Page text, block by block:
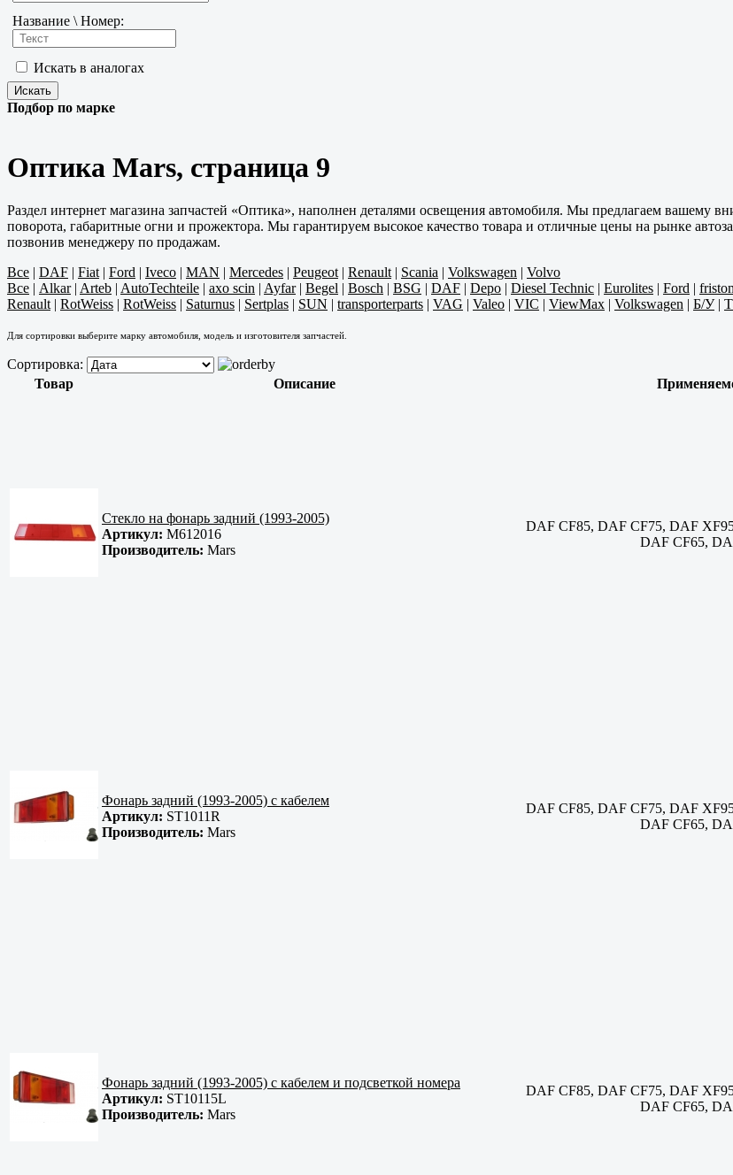
Название \ Номер:
Искать в аналогах
Подбор по марке
Оптика Mars, страница 9
Раздел интернет магазина запчастей «Оптика», наполнен деталями освещения автомобиля. Мы предлагаем
поворота, габаритные огни и прожектора. Мы гарантируем высокое качество товара и отличные цены на рынке
позвонив менеджеру по продажам.
Все | DAF | Fiat | Ford | Iveco | MAN | Mercedes | Peugeot | Renault | Scania | Volkswagen | Volvo
Все | Alkar| Arteb | AutoTechteile | axo scin | Ayfar| Begel | Bosch | BSG | DAF | Depo | Diesel Technic | Eurolites | Ford |
Renault | RotWeiss | RotWeiss | Saturnus | Sertplas | SUN | transporterparts | VAG | Valeo | VIC | ViewMax | Volkswagen | Б/У|
Для сортировки выберите марку автомобиля, модель и изготовителя запчастей.
Сортировка:
Товар
Описание
Стекло на фонарь задний (1993-2005)
Артикул: M612016
Производитель: Mars
DAF CF85, DAF CF75, DAF
DAF CF65,
Фонарь задний (1993-2005) с кабелем
Артикул: ST1011R
Производитель: Mars
DAF CF85, DAF CF75, DAF
DAF CF65,
Фонарь задний (1993-2005) с кабелем и подсветкой номера
Артикул: ST10115L
Производитель: Mars
DAF CF85, DAF CF75, DAF
DAF CF65,